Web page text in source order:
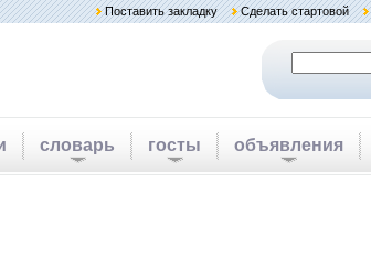
Поставить закладку Сделать стартовой
словарь госты объявления